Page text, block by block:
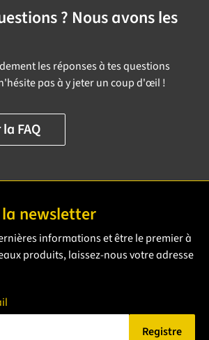
? Nous avons les
les réponses à tes questions
pas à y jeter un coup d'œil !
FAQ
newsletter
informations et être le premier à
produits, laissez-nous votre adresse
Registre